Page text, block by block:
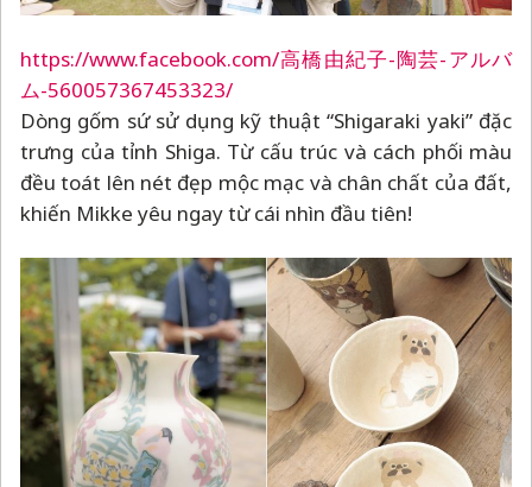
https://www.facebook.com/高橋由紀子-陶芸-アルバ
ム-560057367453323/
Dòng gốm sứ sử dụng kỹ thuật “Shigaraki yaki” đặc
trưng của tỉnh Shiga. Từ cấu trúc và cách phối màu
đều toát lên nét đẹp mộc mạc và chân chất của đất,
khiến Mikke yêu ngay từ cái nhìn đầu tiên!